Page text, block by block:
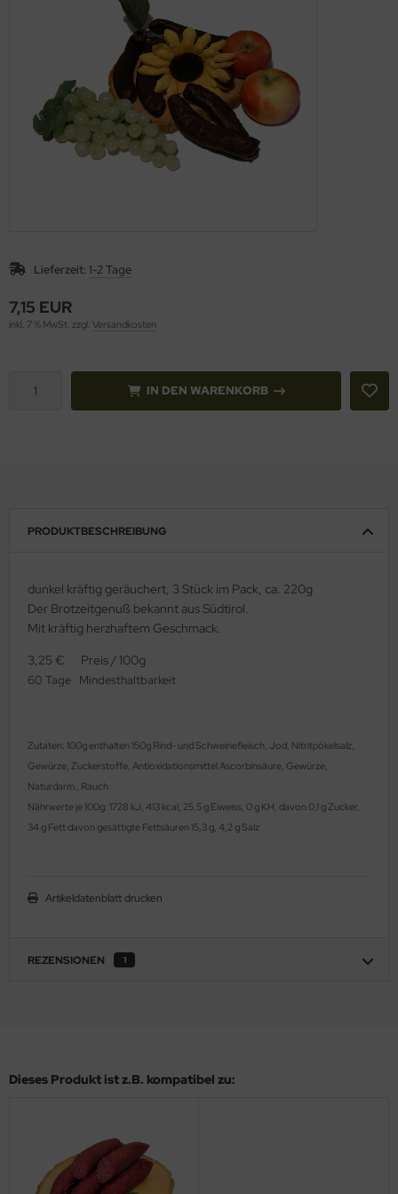
Lieferzeit: 1-2 Tage
7,15 EUR
inkl. 7 % MwSt. zzgl. Versandkosten
IN DEN WARENKORB
PRODUKTBESCHREIBUNG
dunkel kräftig geräuchert, 3 Stück im Pack, ca. 220g
Der Brotzeitgenuß bekannt aus Südtirol.
Mit kräftig herzhaftem Geschmack.
3,25 € Preis / 100g
60 Tage Mindesthaltbarkeit
Zutaten: 100g enthalten 150g Rind- und Schweinefleisch, Jod, Nitritpökelsalz,
Gewürze, Zuckerstoffe, Antioxidationsmittel Ascorbinsäure, Gewürze,
Naturdarm , Rauch
Nährwerte je 100g: 1728 kJ, 413 kcal, 25,5 g Eiweiss, 0 g KH, davon 0,1 g Zucker,
34 g Fett davon gesättigte Fettsäuren 15,3 g, 4,2 g Salz
Artikeldatenblatt drucken
REZENSIONEN 1
Dieses Produkt ist z.B. kompatibel zu: